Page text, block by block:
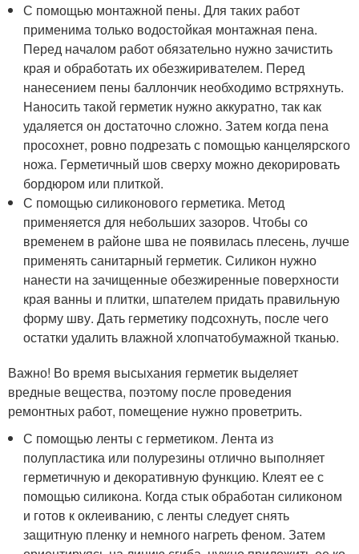
С помощью монтажной пены. Для таких работ
применима только водостойкая монтажная пена.
Перед началом работ обязательно нужно зачистить
края и обработать их обезжиривателем. Перед
нанесением пены баллончик необходимо встряхнуть.
Наносить такой герметик нужно аккуратно, так как
удаляется он достаточно сложно. Затем когда пена
просохнет, ровно подрезать с помощью канцелярского
ножа. Герметичный шов сверху можно декорировать
бордюром или плиткой.
С помощью силиконового герметика. Метод
применяется для небольших зазоров. Чтобы со
временем в районе шва не появилась плесень, лучше
применять санитарный герметик. Силикон нужно
нанести на зачищенные обезжиренные поверхности
края ванны и плитки, шпателем придать правильную
форму шву. Дать герметику подсохнуть, после чего
остатки удалить влажной хлопчатобумажной тканью.
Важно! Во время высыхания герметик выделяет
вредные вещества, поэтому после проведения
ремонтных работ, помещение нужно проветрить.
С помощью ленты с герметиком. Лента из
полупластика или полурезины отлично выполняет
герметичную и декоративную функцию. Клеят ее с
помощью силикона. Когда стык обработан силиконом
и готов к оклеиванию, с ленты следует снять
защитную пленку и немного нагреть феном. Затем